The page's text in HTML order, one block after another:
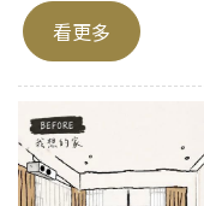
看更多